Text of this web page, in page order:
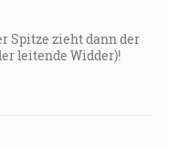
Spitze zieht dann der
leitende Widder)!